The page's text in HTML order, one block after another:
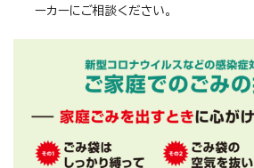
ーカーにご相談ください。